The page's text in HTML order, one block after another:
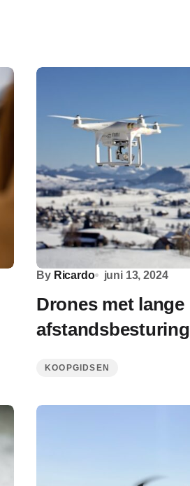
By Ricardo juni 13, 2024
Drones met lange
afstandsbesturing
KOOPGIDSEN